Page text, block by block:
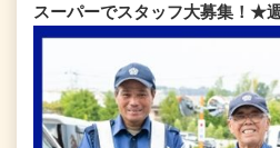
スーパーでスタッフ大募集！★